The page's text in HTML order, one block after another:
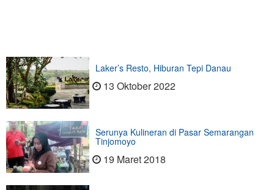
Laker’s Resto, Hiburan Tepi Danau
13 Oktober 2022
Serunya Kulineran di Pasar Semarangan
Tinjomoyo
19 Maret 2018